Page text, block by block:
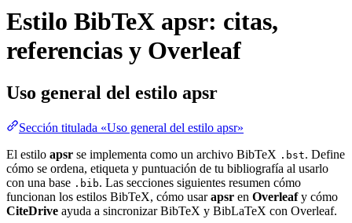
Estilo BibTeX apsr: citas,
referencias y Overleaf
Uso general del estilo apsr
Sección titulada «Uso general del estilo apsr»
El estilo apsr se implementa como un archivo BibTeX .bst. Define
cómo se ordena, etiqueta y puntuación de tu bibliografía al usarlo
con una base .bib. Las secciones siguientes resumen cómo
funcionan los estilos BibTeX, cómo usarapsr en Overleafy cómo
CiteDrive ayuda a sincronizar BibTeX y BibLaTeX con Overleaf.